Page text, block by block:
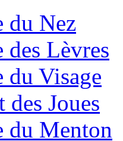
du Nez
des Lèvres
du Visage
Joues
du Menton